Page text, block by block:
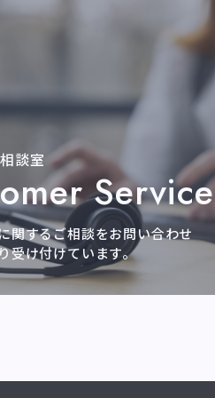
談室
Service
関するご相談をお問い合わせ
受け付けています。